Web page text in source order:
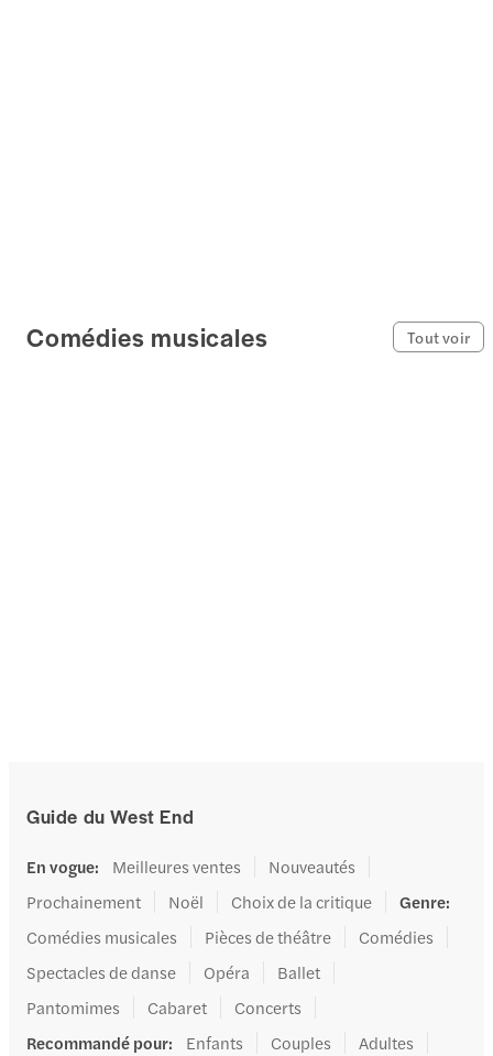
Comédies musicales Tout voir
Guide du West End
En vogue: Meilleures ventes
Nouveautés
Prochainement
Noël Choix de la critique Genre:
Comédies musicales
Pièces de théâtre
Comédies
Spectacles de danse
Opéra
Ballet
Pantomimes
Cabaret
Concerts
Recommandé pour: Enfants Couples
Adultes